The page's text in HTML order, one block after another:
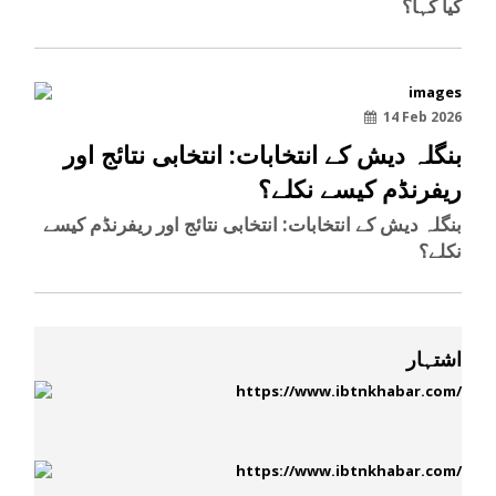
کیا کہا؟
14 Feb 2026
بنگلہ دیش کے انتخابات: انتخابی نتائج اور
ریفرنڈم کیسے نکلے؟
بنگلہ دیش کے انتخابات: انتخابی نتائج اور ریفرنڈم کیسے
نکلے؟
اشتہار